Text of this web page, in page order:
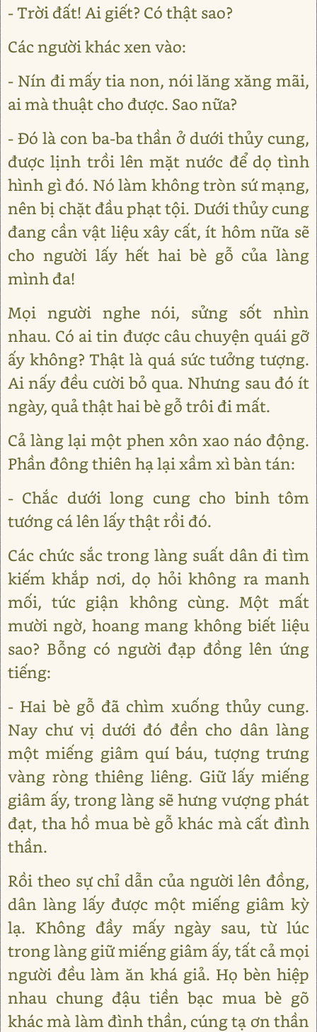
- Trời đất! Ai giết? Có thật sao?
Các người khác xen vào:
- Nín đi mấy tia non, nói lăng xăng mãi,
ai mà thuật cho được. Sao nữa?
- Đó là con ba-ba thần ở dưới thủy cung,
được lịnh trồi lên mặt nước để dọ tình
hình gì đó. Nó làm không tròn sứ mạng,
nên bị chặt đầu phạt tội. Dưới thủy cung
đang cần vật liệu xây cất, ít hôm nữa sẽ
cho người lấy hết hai bè gỗ của làng
mình đa!
Mọi người nghe nói, sửng sốt nhìn
nhau. Có ai tin được câu chuyện quái gỡ
ấy không? Thật là quá sức tưởng tượng.
Ai nấy đều cười bỏ qua. Nhưng sau đó ít
ngày, quả thật hai bè gỗ trôi đi mất.
Cả làng lại một phen xôn xao náo động.
Phần đông thiên hạ lại xầm xì bàn tán:
- Chắc dưới long cung cho binh tôm
tướng cá lên lấy thật rồi đó.
Các chức sắc trong làng suất dân đi tìm
kiếm khắp nơi, dọ hỏi không ra manh
mối, tức giận không cùng. Một mất
mười ngờ, hoang mang không biết liệu
sao? Bỗng có người đạp đồng lên ứng
tiếng:
- Hai bè gỗ đã chìm xuống thủy cung.
Nay chư vị dưới đó đền cho dân làng
một miếng giâm quí báu, tượng trưng
vàng ròng thiêng liêng. Giữ lấy miếng
giâm ấy, trong làng sẽ hưng vượng phát
đạt, tha hồ mua bè gỗ khác mà cất đình
thần.
Rồi theo sự chỉ dẫn của người lên đồng,
dân làng lấy được một miếng giâm kỳ
lạ. Không đầy mấy ngày sau, từ lúc
trong làng giữ miếng giâm ấy, tất cả mọi
người đều làm ăn khá giả. Họ bèn hiệp
nhau chung đậu tiền bạc mua bè gõ
khác mà làm đình thần, cúng tạ ơn thần